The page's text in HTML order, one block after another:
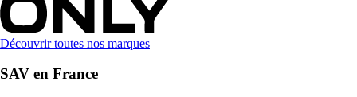
Découvrir toutes nos marques
SAV en France